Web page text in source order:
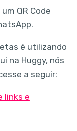
QR Code
é utilizando
na Huggy, nós
a seguir:
links e